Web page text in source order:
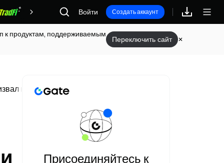
Награды
Войти Создать аккаунт
к продуктам, поддерживаемым
Переключить сайт
к единству во время медвежьего рынка, а хешрейт
Присоединяйтесь к